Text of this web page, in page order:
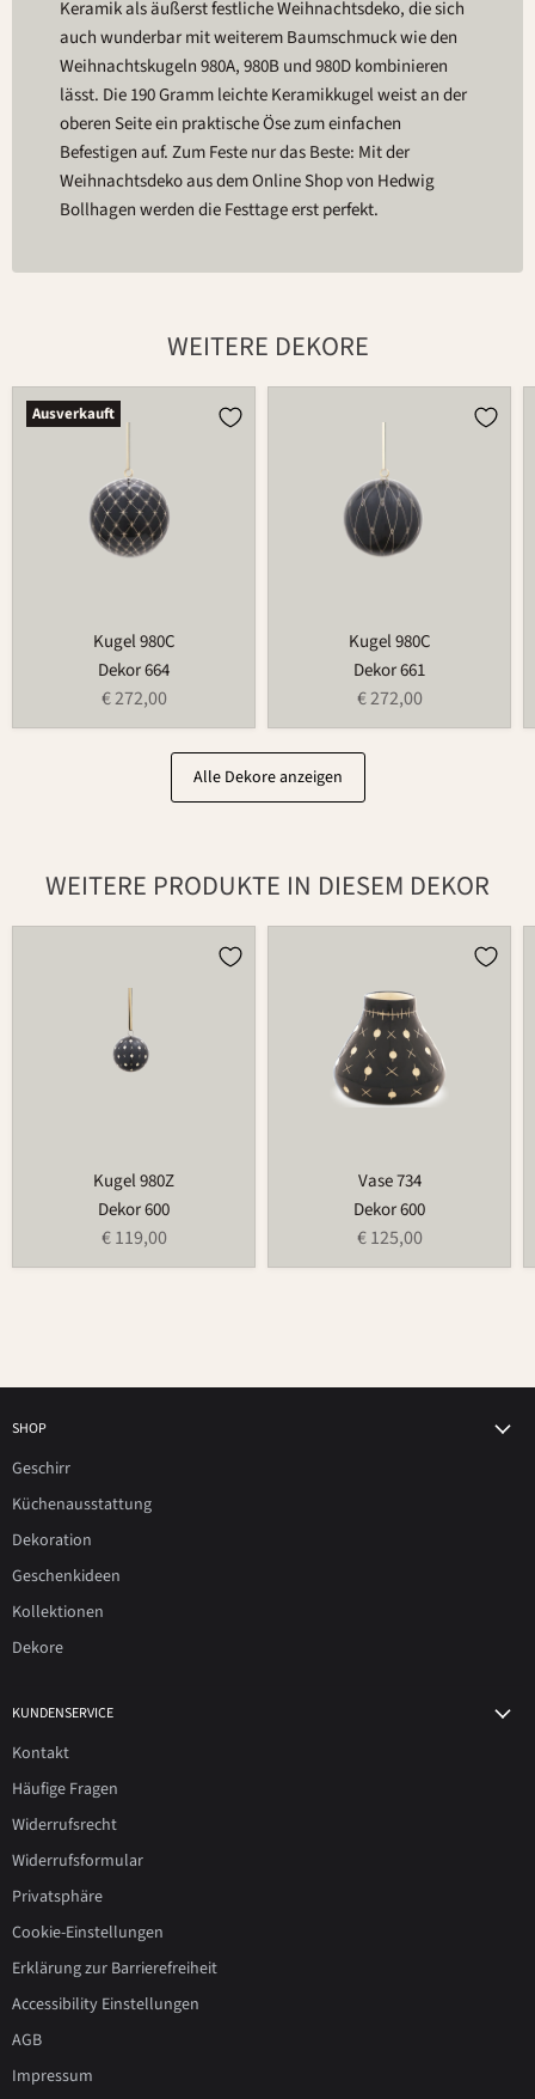
Keramik als äußerst festliche Weihnachtsdeko, die sich
auch wunderbar mit weiterem Baumschmuck wie den
Weihnachtskugeln 980A, 980B und 980D kombinieren
lässt. Die 190 Gramm leichte Keramikkugel weist an der
oberen Seite ein praktische Öse zum einfachen
Befestigen auf. Zum Feste nur das Beste: Mit der
Weihnachtsdeko aus dem Online Shop von Hedwig
Bollhagen werden die Festtage erst perfekt.
WEITERE DEKORE
Ausverkauft
Kugel
980C
Kugel 980C
Dekor 664
€ 272,00
Kugel 980C
Dekor 661
€ 272,00
Alle Dekore anzeigen
WEITERE PRODUKTE IN DIESEM DEKOR
Kugel 980Z
Dekor 600
€ 119,00
Vase 734
Dekor 600
€ 125,00
SHOP
Geschirr
Küchenausstattung
Dekoration
Geschenkideen
Kollektionen
Dekore
KUNDENSERVICE
Kontakt
Häufige Fragen
Widerrufsrecht
Widerrufsformular
Privatsphäre
Cookie-Einstellungen
Erklärung zur Barrierefreiheit
Accessibility Einstellungen
AGB
Impressum